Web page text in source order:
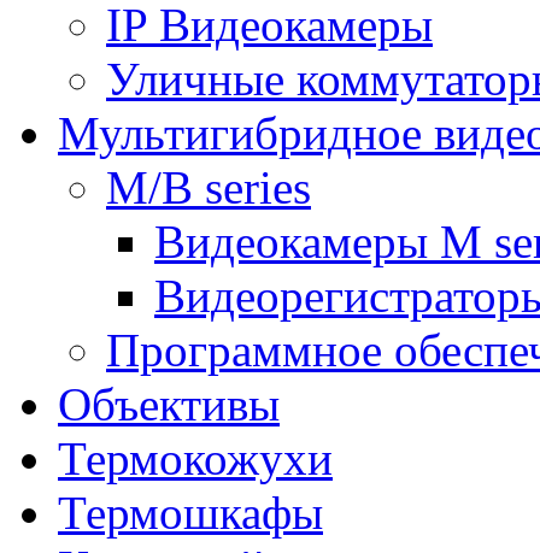
IP Видеокамеры
Уличные
Мультигибридное
M/B series
Видеокамеры M
Программное
Объективы
Термокожухи
Термошкафы